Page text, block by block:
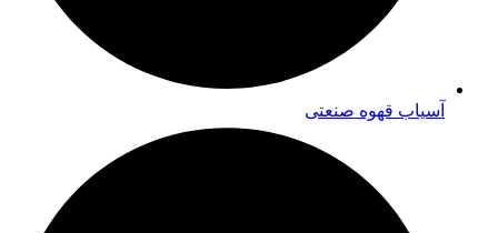
آسیاب قهوه صنعتی